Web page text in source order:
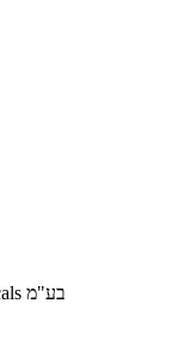
חברת Yixing Cleanwater Chemicals בע"מ